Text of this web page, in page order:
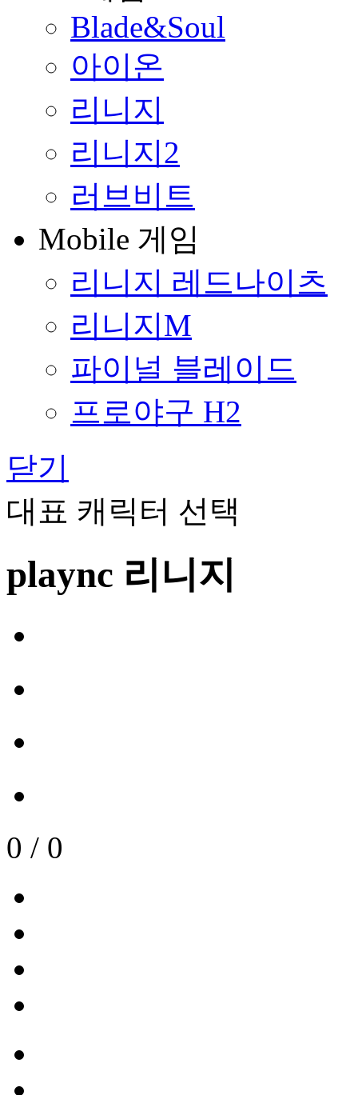
Blade&Soul
아이온
리니지
리니지2
러브비트
Mobile 게임
리니지 레드나이츠
리니지M
파이널 블레이드
프로야구 H2
닫기
대표 캐릭터 선택
plaync 리니지
0 / 0